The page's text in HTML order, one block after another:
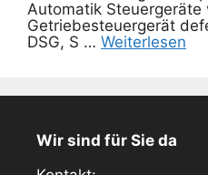
Automatik Steuergeräte
Getriebesteuergerät
DSG, S … Weiterlesen
Wir sind für Sie da